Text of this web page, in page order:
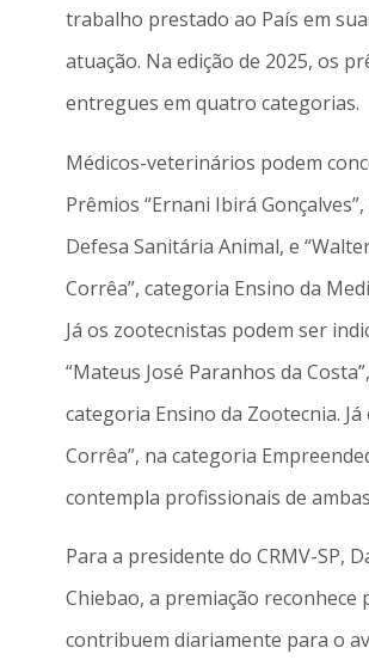
trabalho prestado ao País em
atuação. Na edição de 2025, os
entregues em quatro categorias.
Médicos-veterinários podem
Prêmios “Ernani Ibirá
Defesa Sanitária Animal, e
Corrêa”, categoria Ensino da
Já os zootecnistas podem ser
“Mateus José Paranhos da
categoria Ensino da Zootecnia. Já
Corrêa”, na categoria
contempla profissionais de
Para a presidente do CRMV-SP,
Chiebao, a premiação reconhece
contribuem diariamente para o